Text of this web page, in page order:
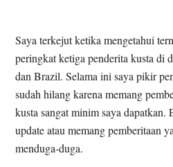
Saya terkejut ketika mengetahui
peringkat ketiga penderita kusta di
dan Brazil. Selama ini saya pikir
sudah hilang karena memang
kusta sangat minim saya dapatkan.
update atau memang pemberitaan
menduga-duga.